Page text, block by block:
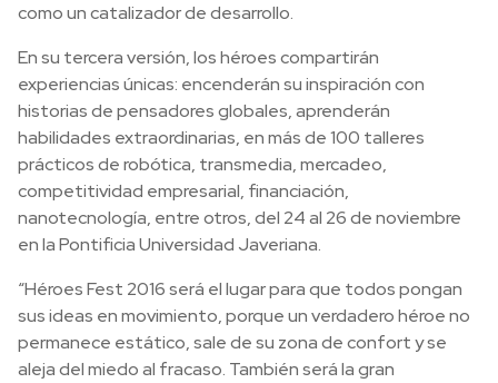
como un catalizador de desarrollo.
En su tercera versión, los héroes compartirán
experiencias únicas: encenderán su inspiración con
historias de pensadores globales, aprenderán
habilidades extraordinarias, en más de 100 talleres
prácticos de robótica, transmedia, mercadeo,
competitividad empresarial, financiación,
nanotecnología, entre otros, del 24 al 26 de noviembre
en la Pontificia Universidad Javeriana.
“Héroes Fest 2016 será el lugar para que todos pongan
sus ideas en movimiento, porque un verdadero héroe no
permanece estático, sale de su zona de confort y se
aleja del miedo al fracaso. También será la gran